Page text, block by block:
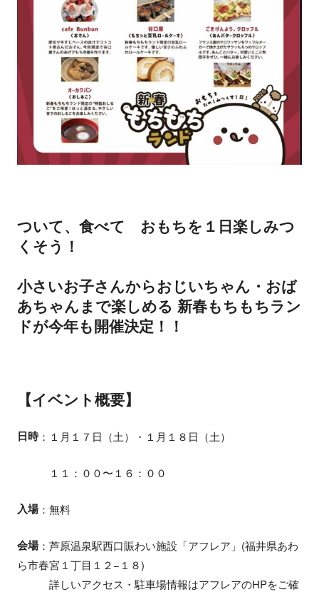
ついて、食べて おもちを１日楽しみつ
くそう！
小さいお子さんからおじいちゃん・おば
あちゃんまで楽しめる 新春もちもちラン
ドが今年も開催決定！！
【イベント概要】
日時：１月１７日（土）・１月１８日（土）
１１：００〜１６：００
入場：無料
会場：芦原温泉駅西口賑わい施設「アフレア」(福井県あわ
ら市春宮１丁目１２−１８)
詳しいアクセス・駐車場情報はアフレアのHPをご確